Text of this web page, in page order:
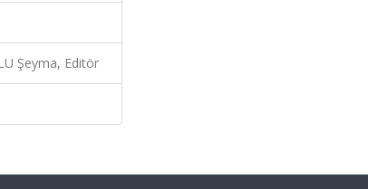
Şeyma, Editör